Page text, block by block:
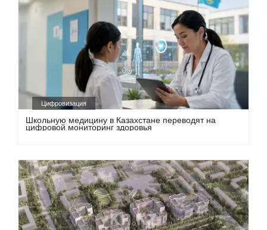
Цифровизация
Школьную медицину в Казахстане переводят на
цифровой мониторинг здоровья